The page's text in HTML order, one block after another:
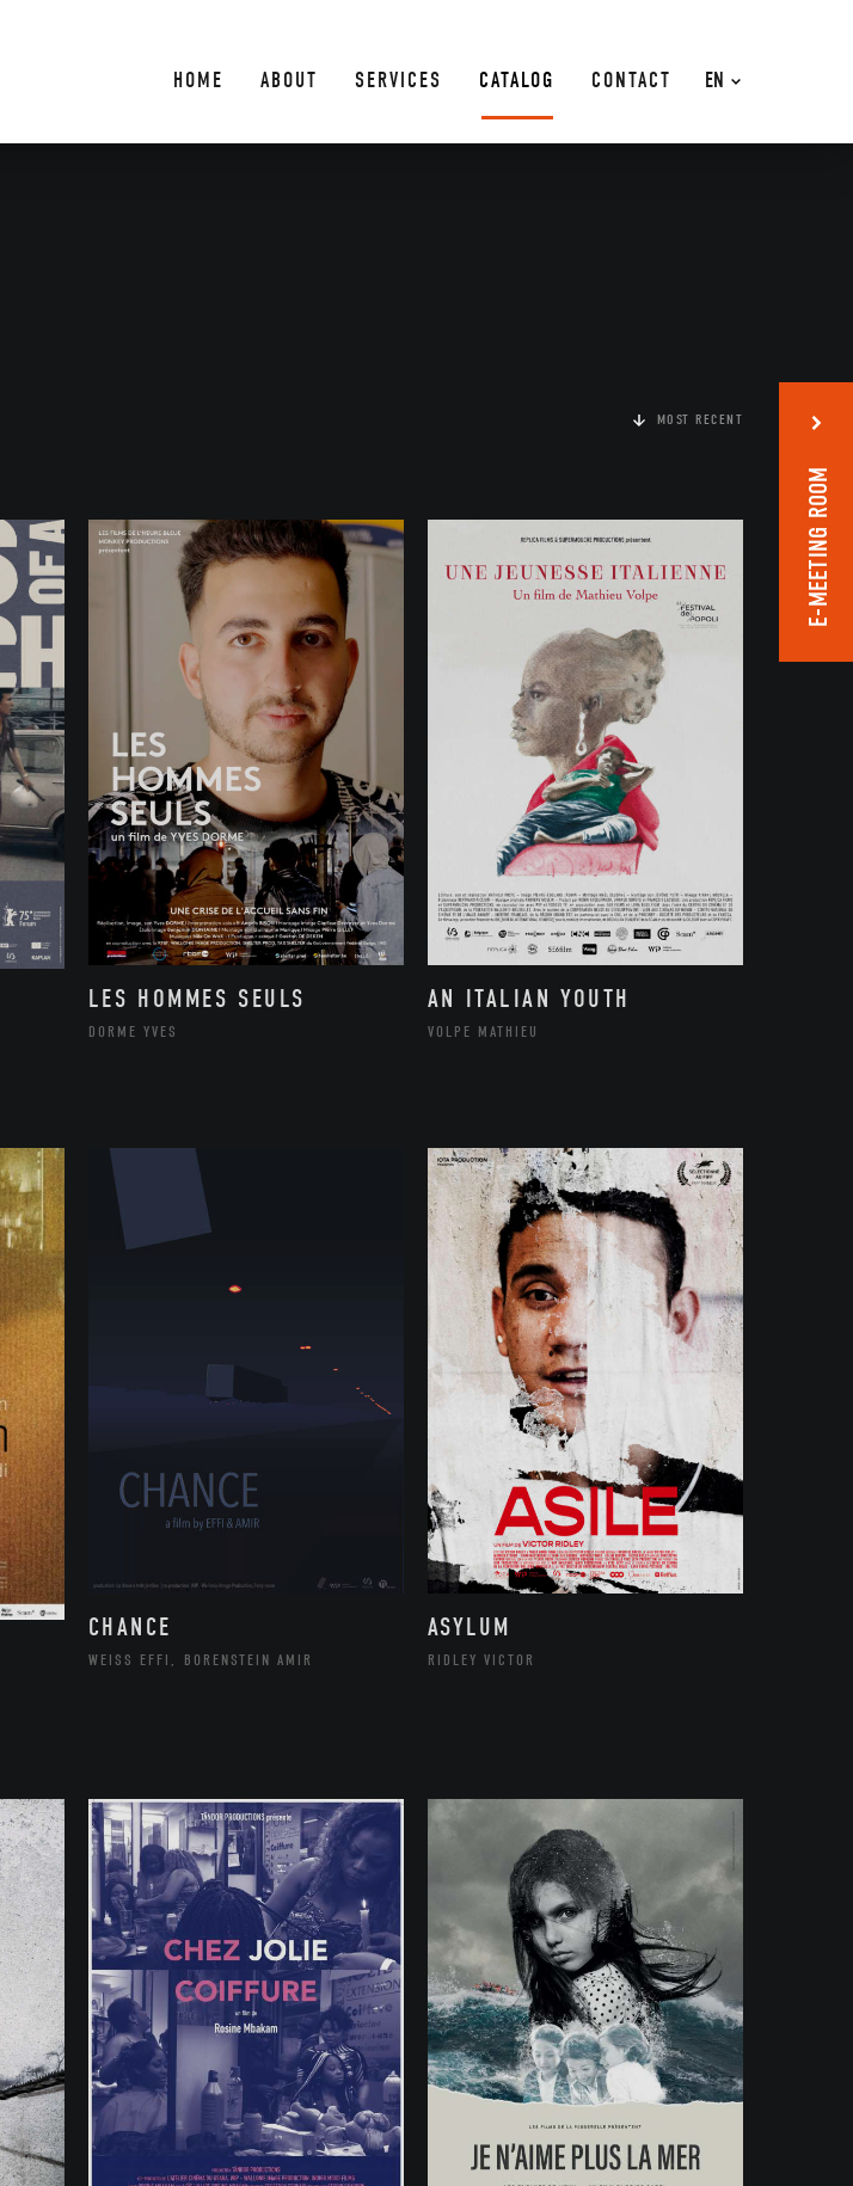
EN
HOME ABOUT SERVICES CATALOG CONTACT
MOST RECENT
LES HOMMES SEULS
DORME YVES
AN ITALIAN YOUTH
VOLPE MATHIEU
CHANCE
WEISS EFFI, BORENSTEIN AMIR
ASYLUM
RIDLEY VICTOR
E-MEETING ROOM